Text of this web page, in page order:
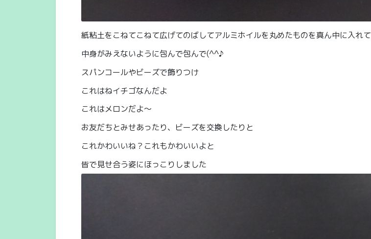
紙粘土をこねてこねて広げてのばしてアルミホイルを丸めたものを真ん中に入れて
中身がみえないように包んで包んで(^^♪
スパンコールやビーズで飾りつけ
これはねイチゴなんだよ
これはメロンだよ～
お友だちとみせあったり、ビーズを交換したりと
これかわいいね？これもかわいいよと
皆で見せ合う姿にほっこりしました